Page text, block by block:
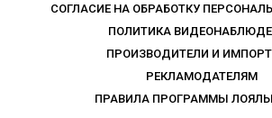
СОГЛАСИЕ НА ОБРАБОТКУ
ПОЛИТИКА
ПРОИЗВОДИТЕЛИ И
РЕКЛАМОДАТЕЛЯМ
ПРАВИЛА ПРОГРАММЫ